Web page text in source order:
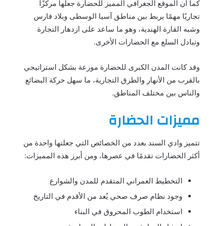
كما أن الموقع الجغرافي المميز للحضارة جعلها مركزًا
تجاريًا مهمًا يربط بين مناطق آسيا الوسطى وبلاد فارس
وشبه القارة الهندية، وهو ما ساعد على ازدهار التجارة
وتبادل السلع مع الحضارات الأخرى.
وقد كانت المدن الكبرى للحضارة موزعة بشكل استراتيجي
بالقرب من الأنهار والطرق التجارية، ما سهل حركة البضائع
والناس بين مختلف المناطق.
مميزات الحضارة
تتميز وادي السند بعدد من الخصائص التي جعلتها واحدة من
أكثر الحضارات تقدمًا في عصرها، ومن أبرز هذه المميزات:
التخطيط العمراني المتقدم للمدن والشوارع
وجود نظام صرف صحي يُعد من الأقدم في التاريخ
استخدام الطوب المحروق في البناء